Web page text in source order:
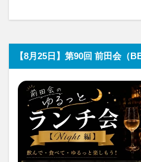
【8月25日】第90回 前田会（